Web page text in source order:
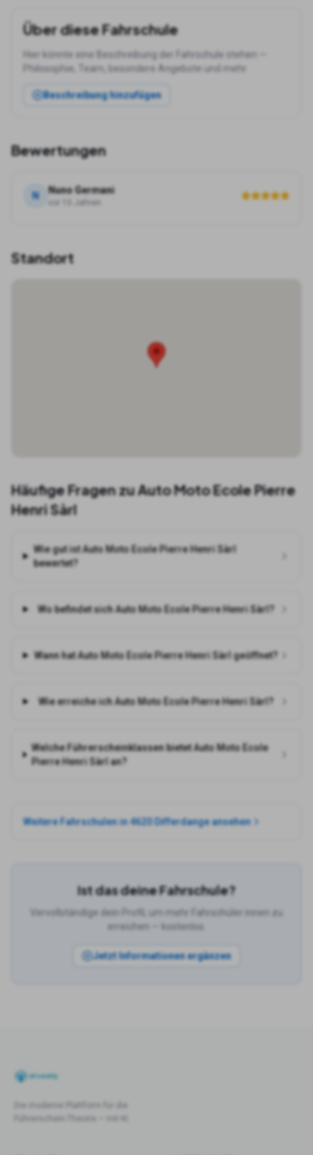
Über diese Fahrschule
Hier könnte eine Beschreibung der Fahrschule stehen —
Philosophie, Team, besondere Angebote und mehr.
Beschreibung hinzufügen
Bewertungen
N Nuno Germani
vor 10 Jahren
Standort
Häufige Fragen zuAuto Moto Ecole Pierre
Henri Sàrl
Wie gut ist Auto Moto Ecole Pierre Henri Sàrl
bewertet?
Wo befindet sich Auto Moto Ecole Pierre Henri Sàrl?
Wann hat Auto Moto Ecole Pierre Henri Sàrl geöffnet?
Wie erreiche ich Auto Moto Ecole Pierre Henri Sàrl?
Welche Führerscheinklassen bietet Auto Moto Ecole
Pierre Henri Sàrl an?
Weitere Fahrschulen in4620 Differdangeansehen
Ist das deine Fahrschule?
Vervollständige dein Profil, um mehr Fahrschüler:innen zu
erreichen — kostenlos.
Jetzt Informationen ergänzen